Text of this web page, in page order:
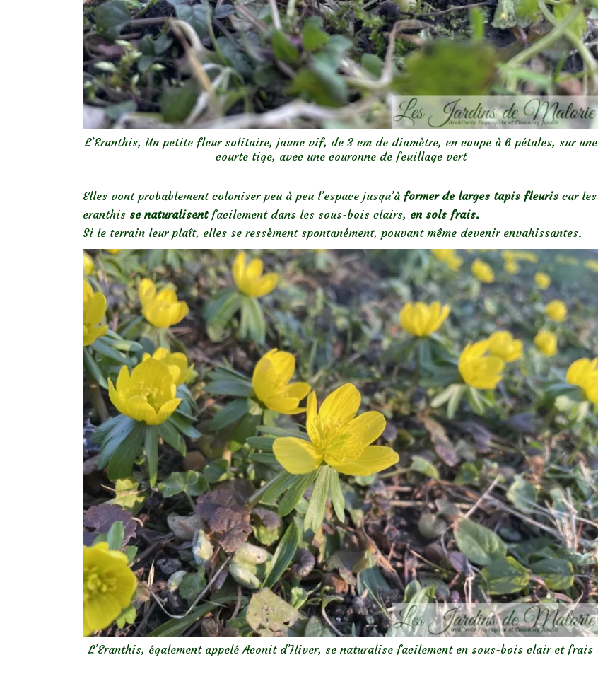
L’Eranthis, Un petite fleur solitaire, jaune vif, de 3 cm de diamètre, en coupe à 6 pétales, sur une
courte tige, avec une couronne de feuillage vert
Elles vont probablement coloniser peu à peu l’espace jusqu’à former de larges tapis fleuris car les
eranthis se naturalisentfacilement dans les sous-bois clairs, en sols frais.
Si le terrain leur plaît, elles se ressèment spontanément, pouvant même devenir envahissantes.
L’Eranthis, également appelé Aconit d’Hiver, se naturalise facilement en sous-bois clair et frais